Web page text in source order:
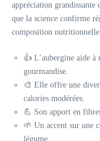
appréciation grandissante
que la science confirme
composition
👍 L’aubergine aide
gourmandise.
🎨 Elle offre une
calories modérées.
💪 Son apport en
🌱 Un accent sur une
légume.